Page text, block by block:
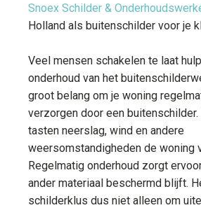
Snoex Schilder &
Holland als buitenschilder voor je
Veel mensen schakelen te laat
onderhoud van het
groot belang om je woning
verzorgen door een buitenschilder.
tasten neerslag, wind en andere
weersomstandigheden de woning
Regelmatig onderhoud zorgt
ander materiaal beschermd blijft.
schilderklus dus niet alleen om